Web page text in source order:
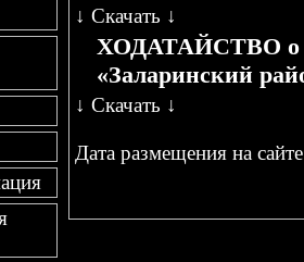
↓ Скачать ↓
ХОДАТАЙСТВО о
«Заларинский
↓ Скачать ↓
Дата размещения на